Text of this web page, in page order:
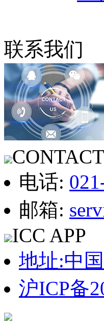
联系我们
电话:
邮箱:
ICC APP
地址:中
沪ICP备